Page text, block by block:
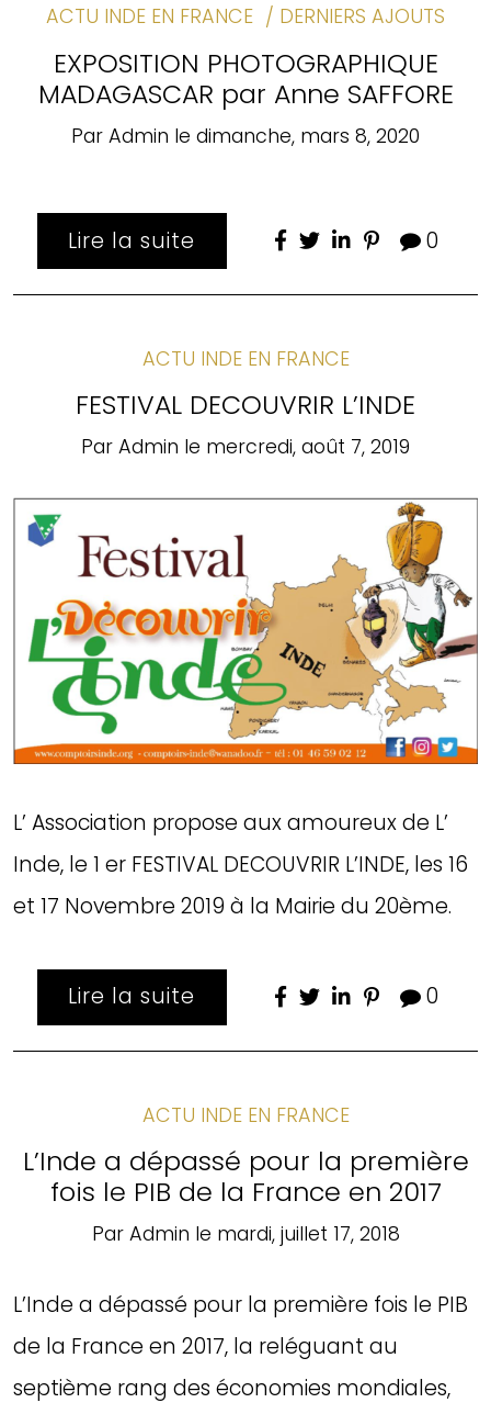
ACTU INDE EN FRANCE DERNIERS AJOUTS
EXPOSITION PHOTOGRAPHIQUE
MADAGASCAR par Anne SAFFORE
Par Admin le dimanche, mars 8, 2020
Lire la suite 0
ACTU INDE EN FRANCE
FESTIVAL DECOUVRIR L’INDE
Par Admin le mercredi, août 7, 2019
L’ Association propose aux amoureux de L’
Inde, le 1 er FESTIVAL DECOUVRIR L’INDE, les 16
et 17 Novembre 2019 à la Mairie du 20ème.
Lire la suite 0
ACTU INDE EN FRANCE
L’Inde a dépassé pour la première
fois le PIB de la France en 2017
Par Admin le mardi, juillet 17, 2018
L’Inde a dépassé pour la première fois le PIB
de la France en 2017, la reléguant au
septième rang des économies mondiales,